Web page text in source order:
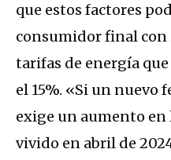
que estos factores
consumidor final con
tarifas de energía
el 15%. «Si un nuevo
exige un aumento
vivido en abril de